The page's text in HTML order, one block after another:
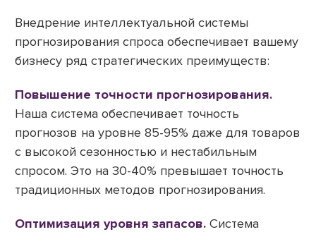
Внедрение интеллектуальной системы
прогнозирования спроса обеспечивает вашему
бизнесу ряд стратегических преимуществ:
Повышение точности прогнозирования.
Наша система обеспечивает точность
прогнозов на уровне 85-95% даже для товаров
с высокой сезонностью и нестабильным
спросом. Это на 30-40% превышает точность
традиционных методов прогнозирования.
Оптимизация уровня запасов. Система